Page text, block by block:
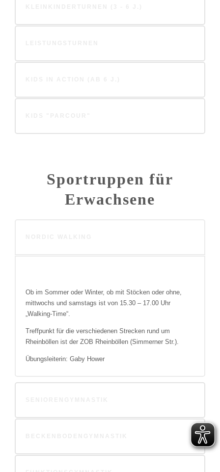
Sportruppen für
Erwachsene
Ob im Sommer oder Winter, ob mit Stöcken oder ohne,
mittwochs und samstags ist von 15.30 – 17.00 Uhr
„Walking-Time“.
Treffpunkt für die verschiedenen Strecken rund um
Rheinböllen ist der ZOB Rheinböllen (Simmerner Str.).
Übungsleiterin: Gaby Hower